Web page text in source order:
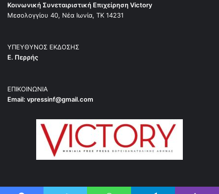
Κοινωνική Συνεταιριστική Επιχείρηση Victory
Μεσολογγίου 40, Νέα Ιωνία, ΤΚ 14231
ΥΠΕΥΘΥΝΟΣ ΕΚΔΟΣΗΣ
Ε. Περρής
ΕΠΙΚΟΙΝΩΝΙΑ
Email: vpressinf@gmail.com